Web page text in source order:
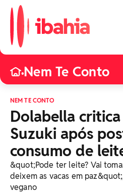
•Nem Te Conto
NEM TE CONTO
Dolabella
Suzuki após
consumo de
&quot;Pode ter leite? Vai
deixem as vacas em
vegano